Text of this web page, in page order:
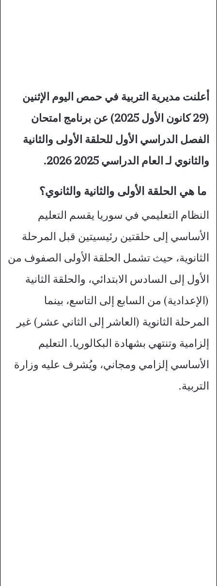
أعلنت مديرية التربية في حمص اليوم الإثنين
(29 كانون الأول 2025) عن برنامج امتحان
الفصل الدراسي الأول للحلقة الأولى والثانية
والثانوي لـ العام الدراسي 2025 2026.
ما هي الحلقة الأولى والثانية والثانوي؟
النظام التعليمي في سوريا يقسم التعليم
الأساسي إلى حلقتين رئيسيتين قبل المرحلة
الثانوية، حيث تشمل الحلقة الأولى الصفوف من
الأول إلى السادس الابتدائي، والحلقة الثانية
(الإعدادية) من السابع إلى التاسع، بينما
المرحلة الثانوية (العاشر إلى الثاني عشر) غير
إلزامية وتنتهي بشهادة البكالوريا. التعليم
الأساسي إلزامي ومجاني، ويُشرف عليه وزارة
التربية.​